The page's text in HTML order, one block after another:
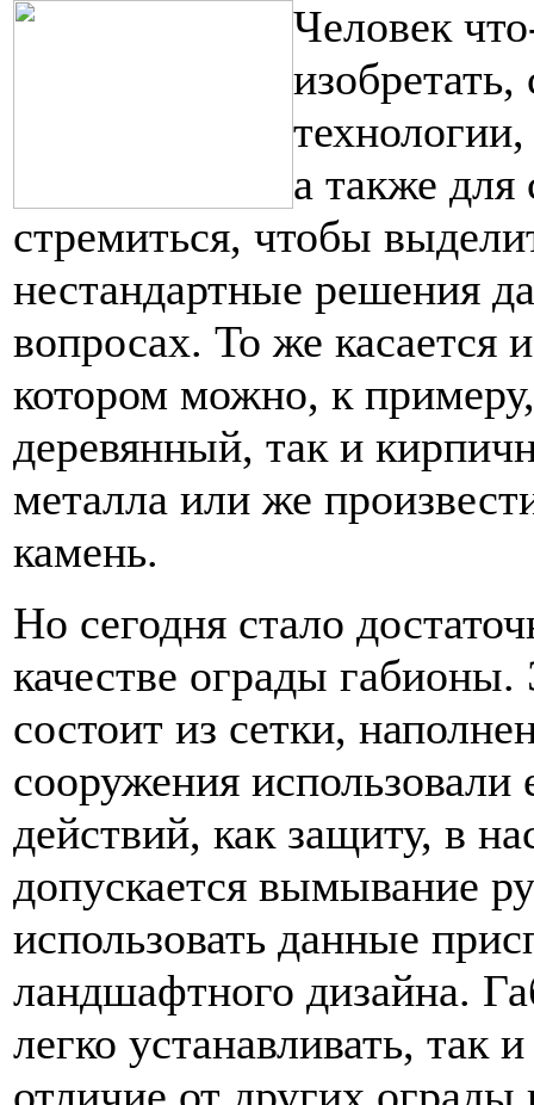
Человек
а также
стремиться, чтобы
нестандартные решения
вопросах. То же касается
котором можно, к
деревянный, так и
металла или же
камень.
Но сегодня стало
качестве ограды габионы.
состоит из сетки,
сооружения
действий, как защиту, в
допускается вымывание
использовать данные
ландшафтного дизайна.
легко устанавливать, так